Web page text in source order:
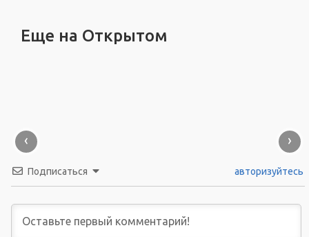
Еще на Открытом
‹ ›
Подписаться авторизуйтесь